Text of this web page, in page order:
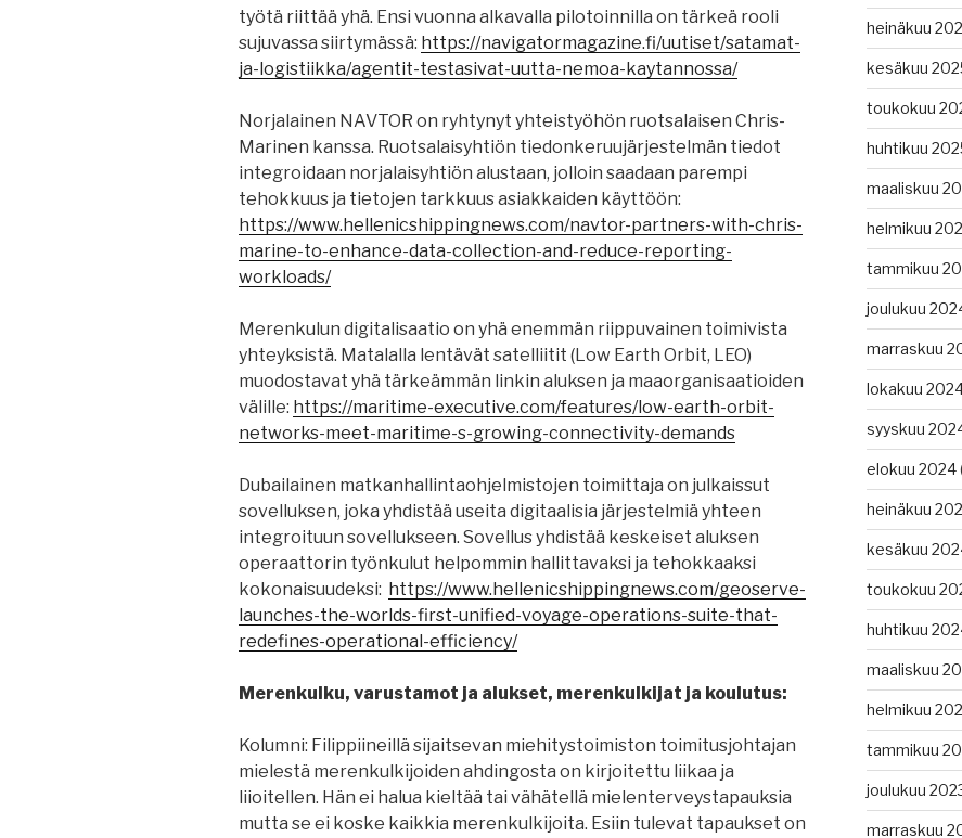
työtä riittää yhä. Ensi vuonna alkavalla pilotoinnilla on tärkeä rooli
sujuvassa siirtymässä: https://navigatormagazine.fi/uutiset/satamat-
ja-logistiikka/agentit-testasivat-uutta-nemoa-kaytannossa/
Norjalainen NAVTOR on ryhtynyt yhteistyöhön ruotsalaisen Chris-
Marinen kanssa. Ruotsalaisyhtiön tiedonkeruujärjestelmän tiedot
integroidaan norjalaisyhtiön alustaan, jolloin saadaan parempi
tehokkuus ja tietojen tarkkuus asiakkaiden käyttöön:
https://www.hellenicshippingnews.com/navtor-partners-with-chris-
marine-to-enhance-data-collection-and-reduce-reporting-
workloads/
Merenkulun digitalisaatio on yhä enemmän riippuvainen toimivista
yhteyksistä. Matalalla lentävät satelliitit (Low Earth Orbit, LEO)
muodostavat yhä tärkeämmän linkin aluksen ja maaorganisaatioiden
välille: https://maritime-executive.com/features/low-earth-orbit-
networks-meet-maritime-s-growing-connectivity-demands
Dubailainen matkanhallintaohjelmistojen toimittaja on julkaissut
sovelluksen, joka yhdistää useita digitaalisia järjestelmiä yhteen
integroituun sovellukseen. Sovellus yhdistää keskeiset aluksen
operaattorin työnkulut helpommin hallittavaksi ja tehokkaaksi
kokonaisuudeksi: https://www.hellenicshippingnews.com/geoserve-
launches-the-worlds-first-unified-voyage-operations-suite-that-
redefines-operational-efficiency/
Merenkulku, varustamot ja alukset, merenkulkijat ja koulutus:
Kolumni: Filippiineillä sijaitsevan miehitystoimiston toimitusjohtajan
mielestä merenkulkijoiden ahdingosta on kirjoitettu liikaa ja
liioitellen. Hän ei halua kieltää tai vähätellä mielenterveystapauksia
mutta se ei koske kaikkia merenkulkijoita. Esiin tulevat tapaukset on
heinäkuu
kesäkuu
toukokuu
huhtikuu
maaliskuu
helmikuu
tammikuu
joulukuu
marraskuu
lokakuu
syyskuu
elokuu 2024
heinäkuu
kesäkuu
toukokuu
huhtikuu
maaliskuu
helmikuu
tammikuu
joulukuu
marraskuu